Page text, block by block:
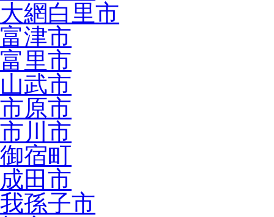
大網白里市
富津市
富里市
山武市
市原市
市川市
御宿町
成田市
我孫子市